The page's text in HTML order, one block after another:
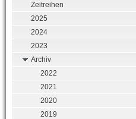
Zeitreihen
2025
2024
2023
Archiv
2022
2021
2020
2019